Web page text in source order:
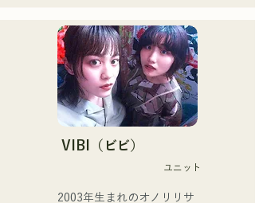
力的に活動中｡
SNS動画総再生数350万回
再生超え､ SNS総フォロワ
ー11.9万人突破！
また2024年第106回全国高
等学校野球選手権大会の
J:COM福岡•熊本•下関のテー
VIBI（ビビ）
ユニット
2003年生まれのオノリリサ